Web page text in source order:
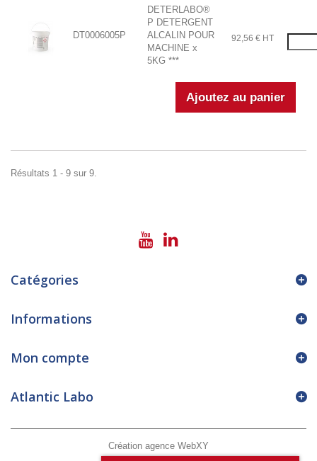
DT0006005P
DETERLABO®
P DETERGENT
ALCALIN POUR
MACHINE x
5KG ***
92,56 € HT
Résultats 1 - 9 sur 9.
Catégories
Informations
Création agence WebXY
Mon compte
Atlantic Labo